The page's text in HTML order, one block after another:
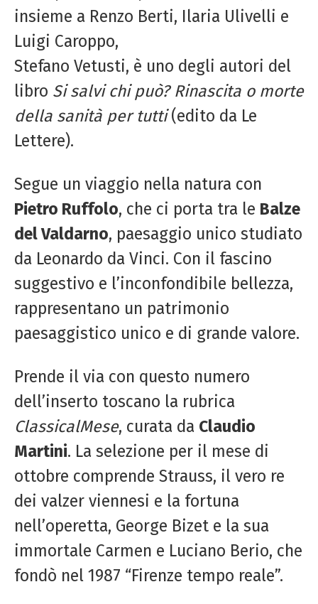
insieme a Renzo Berti, Ilaria Ulivelli e
Luigi Caroppo,
Stefano Vetusti, è uno degli autori del
libro Sisalvi chi può? Rinascita o morte
della sanità per tutti(edito da Le
Lettere).
Segue un viaggio nella natura con
Pietro Ruffolo, che ci porta tra le Balze
del Valdarno, paesaggio unico studiato
da Leonardo da Vinci. Con il fascino
suggestivo e l’inconfondibile bellezza,
rappresentano un patrimonio
paesaggistico unico e di grande valore.
Prende il via con questo numero
dell’inserto toscano la rubrica
ClassicalMese, curata da Claudio
Martini. La selezione per il mese di
ottobre comprende Strauss, il vero re
dei valzer viennesi e la fortuna
nell’operetta, George Bizet e la sua
immortale Carmen e Luciano Berio, che
fondò nel 1987 “Firenze tempo reale”.